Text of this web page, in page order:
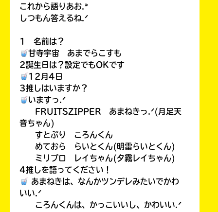
これから語りあお.ᐣ
しつもん答えるね.ᐟ
1 名前は？
甘寺宇宙 あまでらこすも
2誕生日は？設定でもOKです
12月4日
3推しはいますか？
いますっ.ᐟ
FRUITSZIPPER あまねきっ.ᐟ(月足天
音ちゃん)
すとぷり ころんくん
めておら らいとくん(明雷らいとくん)
ミリプロ レイちゃん(夕霧レイちゃん)
4推しを語ってください！
あまねきは、なんかツンデレみたいでかわ
いい.ᐟ
ころんくんは、かっこいいし、かわいい.ᐟ